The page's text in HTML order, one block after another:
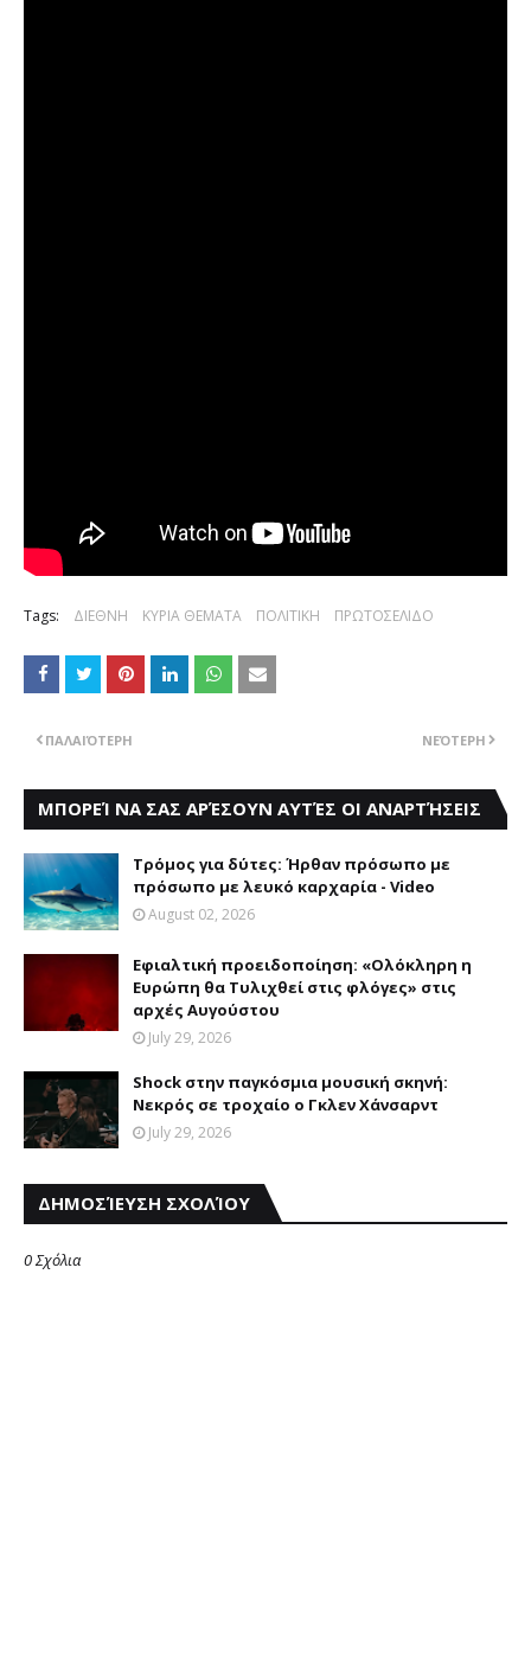
Tags: ΔΙΕΘΝΗ ΚΥΡΙΑ ΘΕΜΑΤΑ ΠΟΛΙΤΙΚΗ ΠΡΩΤΟΣΕΛΙΔΟ
ΝΕΌΤΕΡΗ
ΠΑΛΑΙΌΤΕΡΗ
ΜΠΟΡΕΊ ΝΑ ΣΑΣ ΑΡΈΣΟΥΝ ΑΥΤΈΣ ΟΙ ΑΝΑΡΤΉΣΕΙΣ
Τρόμος για δύτες: Ήρθαν πρόσωπο με
πρόσωπο με λευκό καρχαρία - Video
August 02, 2026
Eφιαλτική προειδοποίηση: «Oλόκληρη η
Eυρώπη θα Tυλιχθεί στις φλόγες» στις
αρχές Aυγούστου
July 29, 2026
Shock στην παγκόσμια μουσική σκηνή:
Νεκρός σε τροχαίο ο Γκλεν Χάνσαρντ
July 29, 2026
ΔΗΜΟΣΊΕΥΣΗ ΣΧΟΛΊΟΥ
0 Σχόλια